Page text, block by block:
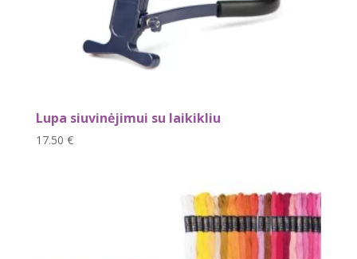
Lupa siuvinėjimui su laikikliu
17.50 €